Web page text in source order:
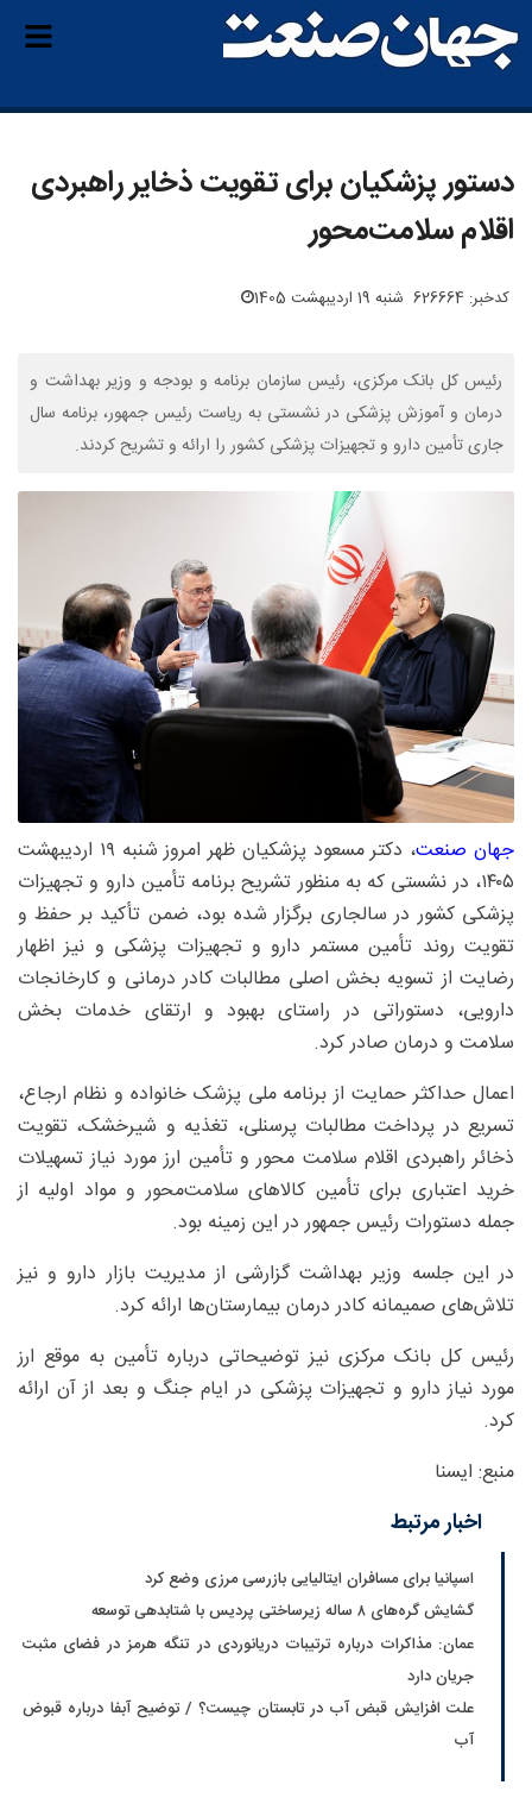
دستور پزشکیان برای تقویت ذخایر راهبردی
اقلام سلامت‌محور
کدخبر: 626664 شنبه 19 اردیبهشت 1405
رئیس کل بانک مرکزی، رئیس سازمان برنامه و بودجه و وزیر بهداشت و
درمان و آموزش پزشکی در نشستی به ریاست رئیس جمهور، برنامه سال
جاری تأمین دارو و تجهیزات پزشکی کشور را ارائه و تشریح کردند.
جهان صنعت
، دکتر مسعود پزشکیان ظهر امروز شنبه ۱۹ اردیبهشت
۱۴۰۵، در نشستی که به منظور تشریح برنامه تأمین دارو و تجهیزات
پزشکی کشور در سالجاری برگزار شده بود، ضمن تأکید بر حفظ و
تقویت روند تأمین مستمر دارو و تجهیزات پزشکی و نیز اظهار
رضایت از تسویه بخش اصلی مطالبات کادر درمانی و کارخانجات
دارویی، دستوراتی در راستای بهبود و ارتقای خدمات بخش
سلامت و درمان صادر کرد.
اعمال حداکثر حمایت از برنامه ملی پزشک خانواده و نظام ارجاع،
تسریع در پرداخت مطالبات پرسنلی، تغذیه و شیرخشک، تقویت
ذخائر راهبردی اقلام سلامت محور و تأمین ارز مورد نیاز تسهیلات
خرید اعتباری برای تأمین کالاهای سلامت‌محور و مواد اولیه از
جمله دستورات رئیس جمهور در این زمینه بود.
در این جلسه وزیر بهداشت گزارشی از مدیریت بازار دارو و نیز
تلاش‌های صمیمانه کادر درمان بیمارستان‌ها ارائه کرد.
رئیس کل بانک مرکزی نیز توضیحاتی درباره تأمین به موقع ارز
مورد نیاز دارو و تجهیزات پزشکی در ایام جنگ و بعد از آن ارائه
کرد.
منبع: ایسنا
اخبار مرتبط
اسپانیا برای مسافران ایتالیایی بازرسی مرزی وضع کرد
گشایش گره‌های ۸ ساله زیرساختی پردیس با شتابدهی توسعه
عمان: مذاکرات درباره ترتیبات دریانوردی در تنگه هرمز در فضای مثبت
جریان دارد
علت افزایش قبض آب در تابستان چیست؟ / توضیح آبفا درباره قبوض
آب